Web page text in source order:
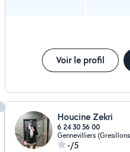
Voir le profil
Houcine Zekri
6 24 30 56 00
Gennevilliers
-/5